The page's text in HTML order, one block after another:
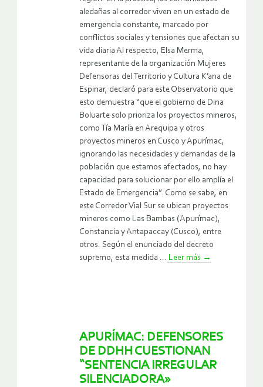
aledañas al corredor viven en un estado de
emergencia constante, marcado por
conflictos sociales y tensiones que afectan su
vida diaria Al respecto, Elsa Merma,
representante de la organización Mujeres
Defensoras del Territorio y Cultura K’ana de
Espinar, declaró para este Observatorio que
esto demuestra “que el gobierno de Dina
Boluarte solo prioriza los proyectos mineros,
como Tía María en Arequipa y otros
proyectos mineros en Cusco y Apurímac,
ignorando las necesidades y demandas de la
población que estamos afectados, no hay
capacidad para solucionar por ello amplía el
Estado de Emergencia”. Como se sabe, en
este Corredor Vial Sur se ubican proyectos
mineros como Las Bambas (Apurímac),
Constancia y Antapaccay (Cusco), entre
otros. Según el enunciado del decreto
supremo, esta medida ... Leer más →
APURÍMAC: DEFENSORES
DE DDHH CUESTIONAN
“SENTENCIA IRREGULAR
SILENCIADORA»